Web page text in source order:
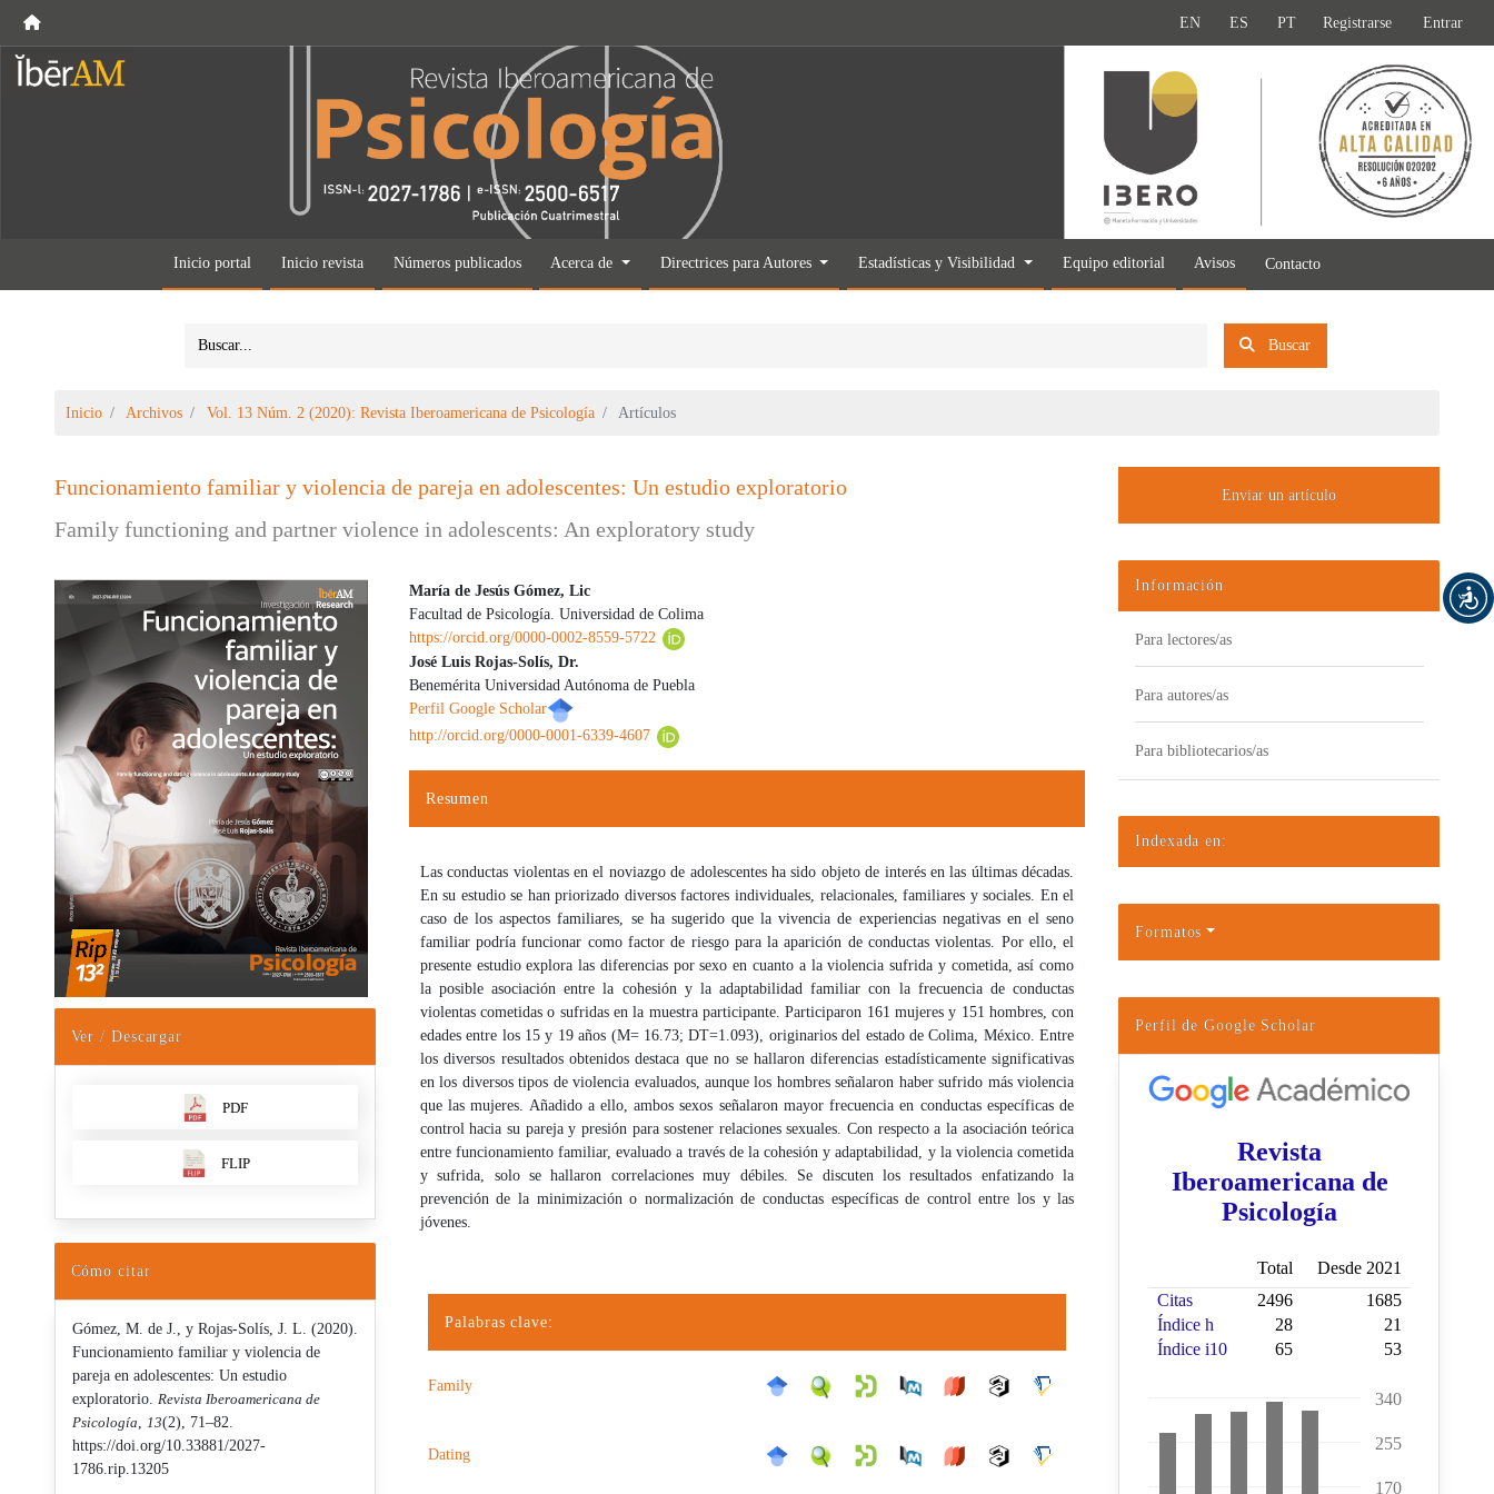
EN ES PT Registrarse Entrar
Inicio portal Inicio revista Números publicados Acerca de Directrices para Autores Estadísticas y Visibilidad Equipo editorial Avisos Contacto
Buscar
Inicio Archivos Vol. 13 Núm. 2 (2020): Revista Iberoamericana de Psicología Artículos
Funcionamiento familiar y violencia de pareja en adolescentes: Un estudio exploratorio
Family functioning and partner violence in adolescents: An exploratory study
Barra lateral del artículo
Ver / Descargar
PDF
FLIP
Cómo citar
Gómez, M. de J., y Rojas-Solís, J. L. (2020).
Funcionamiento familiar y violencia de
pareja en adolescentes: Un estudio
exploratorio. Revista Iberoamericana de
Psicología, 13(2), 71–82.
https://doi.org/10.33881/2027-
1786.rip.13205
Contenido principal del artículo
María de Jesús Gómez, Lic
Facultad de Psicología. Universidad de Colima
https://orcid.org/0000-0002-8559-5722
José Luis Rojas-Solís, Dr.
Benemérita Universidad Autónoma de Puebla
Perfil Google Scholar
http://orcid.org/0000-0001-6339-4607
Resumen
Las conductas violentas en el noviazgo de adolescentes ha sido objeto de interés en las últimas décadas.
En su estudio se han priorizado diversos factores individuales, relacionales, familiares y sociales. En el
caso de los aspectos familiares, se ha sugerido que la vivencia de experiencias negativas en el seno
familiar podría funcionar como factor de riesgo para la aparición de conductas violentas. Por ello, el
presente estudio explora las diferencias por sexo en cuanto a la violencia sufrida y cometida, así como
la posible asociación entre la cohesión y la adaptabilidad familiar con la frecuencia de conductas
violentas cometidas o sufridas en la muestra participante. Participaron 161 mujeres y 151 hombres, con
edades entre los 15 y 19 años (M= 16.73; DT=1.093), originarios del estado de Colima, México. Entre
los diversos resultados obtenidos destaca que no se hallaron diferencias estadísticamente significativas
en los diversos tipos de violencia evaluados, aunque los hombres señalaron haber sufrido más violencia
que las mujeres. Añadido a ello, ambos sexos señalaron mayor frecuencia en conductas específicas de
control hacia su pareja y presión para sostener relaciones sexuales. Con respecto a la asociación teórica
entre funcionamiento familiar, evaluado a través de la cohesión y adaptabilidad, y la violencia cometida
y sufrida, solo se hallaron correlaciones muy débiles. Se discuten los resultados enfatizando la
prevención de la minimización o normalización de conductas específicas de control entre los y las
jóvenes.
Palabras clave:
Family
Dating
Enviar un artículo
Información
Para lectores/as
Para autores/as
Para bibliotecarios/as
Indexada en:
Formatos
Perfil de Google Scholar